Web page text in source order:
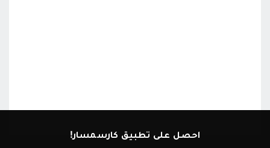
احصل على تطبيق كارسمسار!